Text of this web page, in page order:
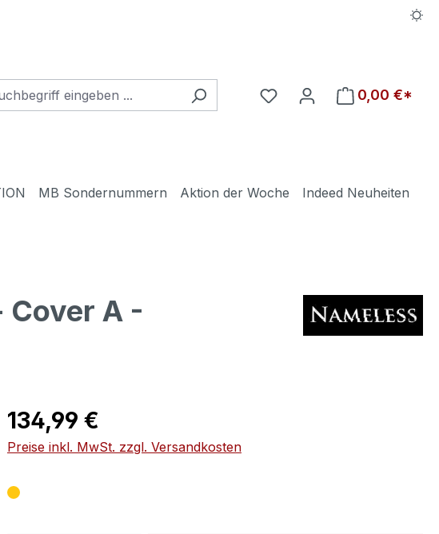
Du hast 0 Produkte auf
0,00 €*
MB Sondernummern Aktion der Woche
Indeed Neuheiten
Cover A -
Regulärer Preis:
134,99 €
Preise inkl. MwSt. zzgl. Versandkosten